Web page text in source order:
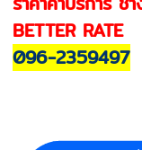
BETTER RATE
096-2359497